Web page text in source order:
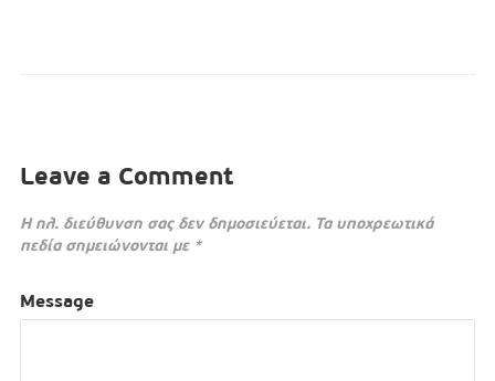
Leave a Comment
Η ηλ. διεύθυνση σας δεν δημοσιεύεται. Τα υποχρεωτικά
πεδία σημειώνονται με *
Message